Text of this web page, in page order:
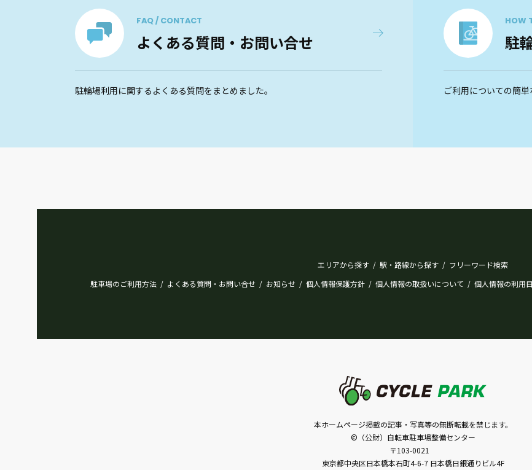
FAQ / CONTACT
よくある質問・お問い合せ
駐輪場利用に関するよくある質問をまとめました。
HOW
駐
ご利用についての簡単
エリアから探す / 駅・路線から探す / フリーワード検索
駐車場のご利用方法 / よくある質問・お問い合せ / お知らせ / 個人情報保護方針 / 個人情報の取扱いについて / 個人情報の利用
本ホームページ掲載の記事・写真等の無断転載を禁じます。
©（公財）自転車駐車場整備センター
〒103-0021
東京都中央区日本橋本石町4-6-7 日本橋日銀通りビル4F